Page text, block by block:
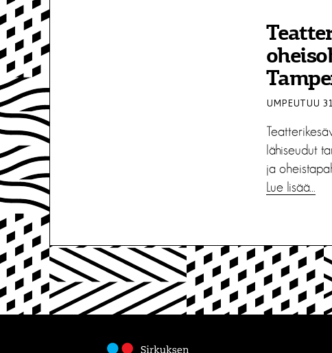
UMPEUTUU
lähiseudut
ja
Lue lisää…